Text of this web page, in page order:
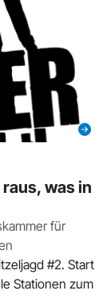
was in
für
#2. Start
Stationen zum